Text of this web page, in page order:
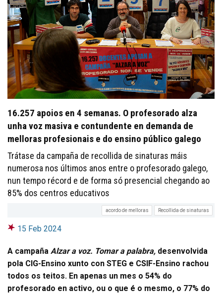
16.257 apoios en 4 semanas. O profesorado alza
unha voz masiva e contundente en demanda de
melloras profesionais e do ensino público galego
Trátase da campaña de recollida de sinaturas máis
numerosa nos últimos anos entre o profesorado galego,
nun tempo récord e de forma só presencial chegando ao
85% dos centros educativos
acordo de melloras Recollida de sinaturas
15 Feb 2024
A campaña Alzar a voz. Tomar a palabra, desenvolvida
pola CIG-Ensino xunto con STEG e CSIF-Ensino rachou
todos os teitos. En apenas un mes o 54% do
profesorado en activo, ou o que é o mesmo, o 77% do